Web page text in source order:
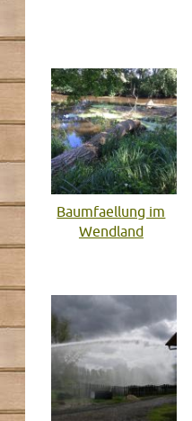
Baumfaellung im
Wendland